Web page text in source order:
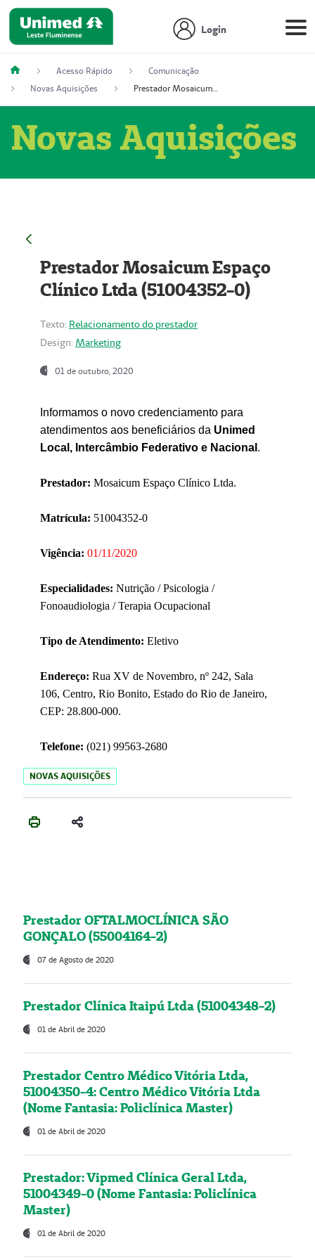
Login
Acesso Rápido
Comunicação
Novas Aquisições
Prestador Mosaicum Espaço Clínico Ltda (51004352-0)
Novas Aquisições
Prestador Mosaicum Espaço
Clínico Ltda (51004352-0)
Texto: Relacionamento do prestador
Design: Marketing
01 de outubro, 2020
Informamos o novo credenciamento para
atendimentos aos beneficiários da Unimed
Local, Intercâmbio Federativo e Nacional .
Prestador: Mosaicum Espaço Clínico Ltda.
Matrícula: 51004352-0
Vigência: 01/11/2020
Especialidades: Nutrição / Psicologia /
Fonoaudiologia / Terapia Ocupacional
Tipo de Atendimento: Eletivo
Endereço: Rua XV de Novembro, nº 242, Sala
106, Centro, Rio Bonito, Estado do Rio de Janeiro,
CEP: 28.800-000.
Telefone: (021) 99563-2680
NOVAS AQUISIÇÕES
Prestador OFTALMOCLÍNICA SÃO
GONÇALO (55004164-2)
07 de Agosto de 2020
Prestador Clínica Itaipú Ltda (51004348-2)
01 de Abril de 2020
Prestador Centro Médico Vitória Ltda,
51004350-4: Centro Médico Vitória Ltda
(Nome Fantasia: Policlínica Master)
01 de Abril de 2020
Prestador: Vipmed Clínica Geral Ltda,
51004349-0 (Nome Fantasia: Policlínica
Master)
01 de Abril de 2020